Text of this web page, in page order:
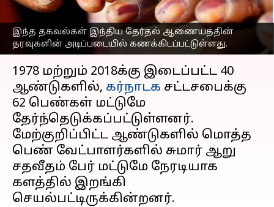
இந்த தகவல்கள் இந்திய தேர்தல் ஆணையத்தின்
தரவுகளின் அடிப்படையில் கணக்கிடப்பட்டுள்ளது.
எழுதியவர் Sindhuja SM May 09, 2023 11:19 am
செய்தி முன்னோட்டம்
1978 மற்றும் 2018க்கு இடைப்பட்ட 40
ஆண்டுகளில், கர்நாடக சட்டசபைக்கு
62 பெண்கள் மட்டுமே
தேர்ந்தெடுக்கப்பட்டுள்ளனர்.
மேற்குறிப்பிட்ட ஆண்டுகளில் மொத்த
பெண் வேட்பாளர்களில் சுமார் ஆறு
சதவீதம் பேர் மட்டுமே நேரடியாக
களத்தில் இறங்கி
செயல்பட்டிருக்கின்றனர்.